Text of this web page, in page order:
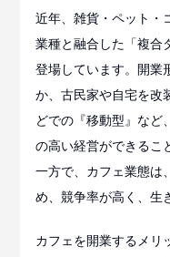
近年、雑貨・ペット・
業種と融合した「複合
登場しています。開業
か、古民家や自宅を改
どでの『移動型』など
の高い経営ができるこ
一方で、カフェ業態は
め、競争率が高く、生
カフェを開業するメリ